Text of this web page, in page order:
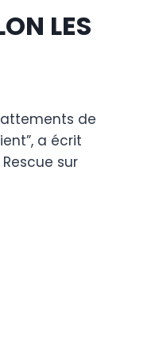
LES
de
a écrit
sur